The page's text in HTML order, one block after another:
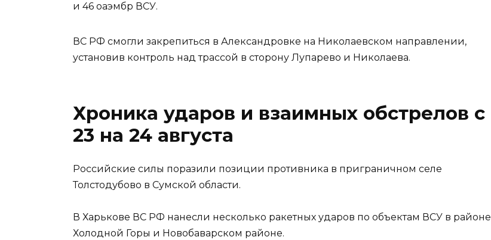
и 46 оаэмбр ВСУ.
ВС РФ смогли закрепиться в Александровке на Николаевском направлении,
установив контроль над трассой в сторону Лупарево и Николаева.
Хроника ударов и взаимных обстрелов с
23 на 24 августа
Российские силы поразили позиции противника в приграничном селе
Толстодубово в Сумской области.
В Харькове ВС РФ нанесли несколько ракетных ударов по объектам ВСУ в районе
Холодной Горы и Новобаварском районе.